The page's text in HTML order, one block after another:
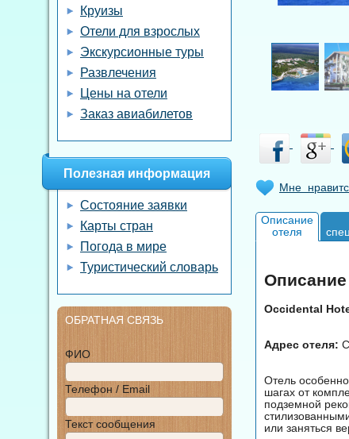
Мне
Описание
отеля
Описание
Occidental
Адрес отеля:
Отель
шагах от
подземной
или заняться
Круизы
Отели для взрослых
Экскурсионные туры
Развлечения
Цены на отели
Заказ авиабилетов
Полезная информация
Состояние заявки
Карты стран
Погода в мире
Туристический словарь
ОБРАТНАЯ СВЯЗЬ
ФИО
Телефон / Email
Текст сообщения